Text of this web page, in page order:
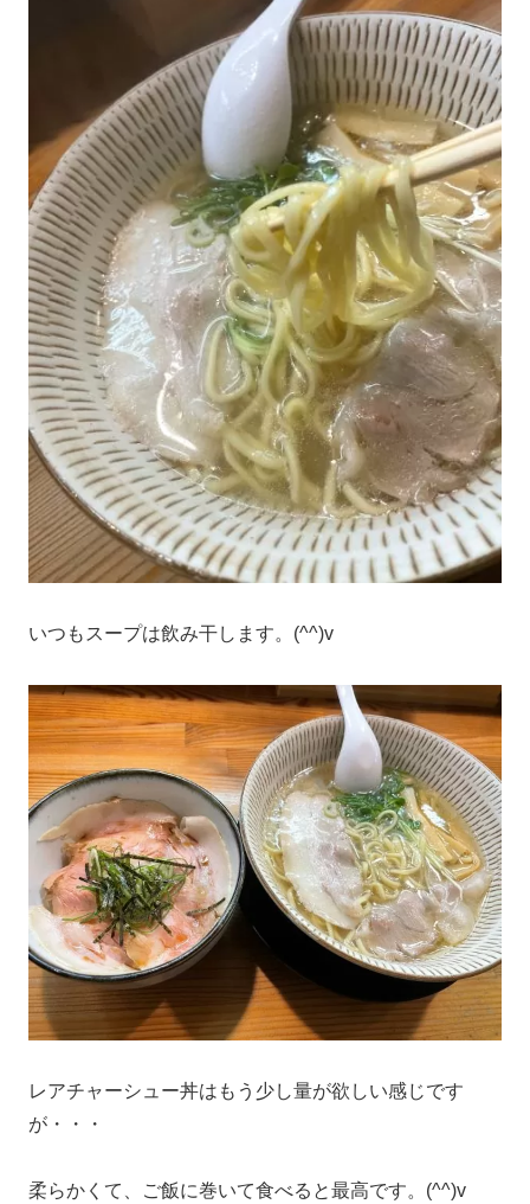
いつもスープは飲み干します。(^^)v
レアチャーシュー丼はもう少し量が欲しい感じです
が・・・
柔らかくて、ご飯に巻いて食べると最高です。(^^)v